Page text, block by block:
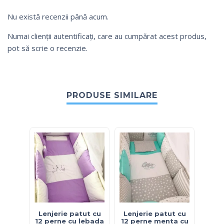
Nu există recenzii până acum.
Numai clienții autentificați, care au cumpărat acest produs,
pot să scrie o recenzie.
PRODUSE SIMILARE
Lenjerie patut cu
12 perne cu lebada
Lenjerie patut cu
12 perne menta cu